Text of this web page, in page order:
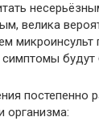
велика
микроинсульт
будут
постепенно
организма: